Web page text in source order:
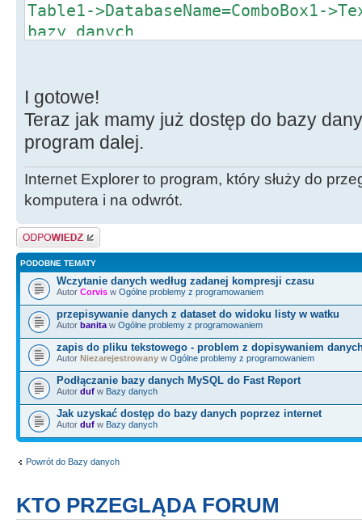
Table1->DatabaseName=ComboBox1-
bazy danych
Table1->Active=true;//wyświetla
}
--------------------
I gotowe!
Teraz jak mamy już dostęp do bazy
program dalej.
Internet Explorer to program, który służy do
komputera i na odwrót.
Odpowiedz
PODOBNE TEMATY
Wczytanie danych według zadanej kompresji czasu
Autor Corvis w Ogólne problemy z programowaniem
przepisywanie danych z dataset do widoku listy w watku
Autor banita w Ogólne problemy z programowaniem
zapis do pliku tekstowego - problem z dopisywaniem
Autor Niezarejestrowany w Ogólne problemy z programowaniem
Podłączanie bazy danych MySQL do Fast Report
Autor duf w Bazy danych
Jak uzyskać dostęp do bazy danych poprzez internet
Autor duf w Bazy danych
Powrót do Bazy danych
KTO PRZEGLĄDA FORUM